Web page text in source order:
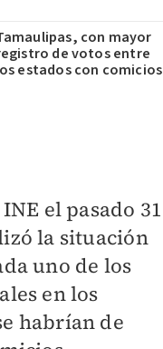
con mayor
de votos entre
estados con comicios
el pasado 31
la situación
uno de los
en los
habrían de